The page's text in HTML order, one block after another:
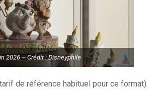
2026 – Crédit : Disneyphile
de référence habituel pour ce format).